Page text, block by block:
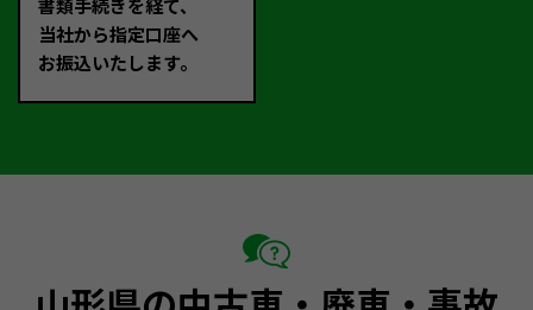
書類手続きを経て、
当社から指定口座へ
お振込いたします。